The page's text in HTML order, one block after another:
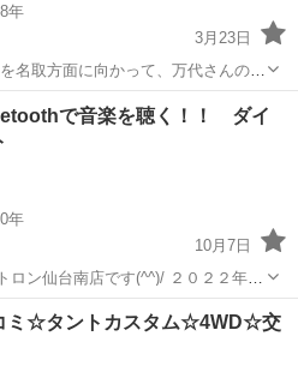
年
3月23日
名取方面に向かって、万代さんの向
ございますので お気軽にご来店下さ
】をご紹介🚗 ​ ​ ぜひ気になった方は
で音楽を聴く！！ ダイ
年
10月7日
南店です(^^)/ ２０２２年１
ざ
いますので お気軽にご来店下さい!!♪ 今回は...
ミ☆タントカスタム☆4WD☆交